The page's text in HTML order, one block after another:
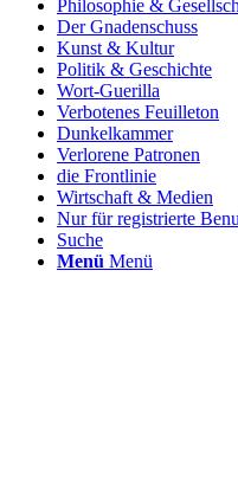
Philosophie &
Der Gnadenschuss
Kunst & Kultur
Politik & Geschichte
Wort-Guerilla
Verbotenes Feuilleton
Dunkelkammer
Verlorene Patronen
die Frontlinie
Wirtschaft & Medien
Nur für registrierte
Suche
Menü Menü